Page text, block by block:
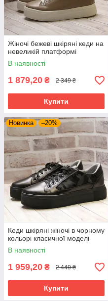
Жіночі бежеві шкіряні кеди на
невеликій платформі
В наявності
1 879,20 ₴ 2 349 ₴
Купити
Новинка –20%
Кеди шкіряні жіночі в чорному
кольорі класичної моделі
В наявності
1 959,20 ₴ 2 449 ₴
Купити